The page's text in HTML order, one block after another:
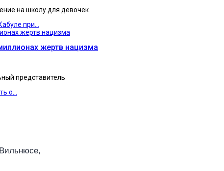
на школу для девочек.
при...
жертв нацизма
представитель
о...